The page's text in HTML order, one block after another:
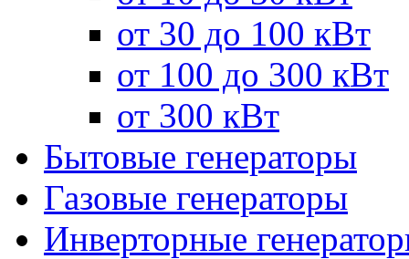
от 30 до 100 кВт
от 100 до 300 кВт
от 300 кВт
Бытовые генераторы
Газовые генераторы
Инверторные